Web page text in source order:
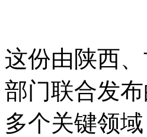
这份由陕西
部门联合发
多个关键领